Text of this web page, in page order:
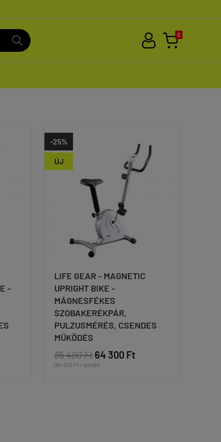
0
-
ÚJ
-25%
LIFE GEAR - MAGNETIC
UPRIGHT BIKE -
MÁGNESFÉKES
SZOBAKERÉKPÁR,
PULZUSMÉRÉS, CSENDES
MŰKÖDÉS
85 490 Ft 64 300 Ft
(64 300 Ft / darab)